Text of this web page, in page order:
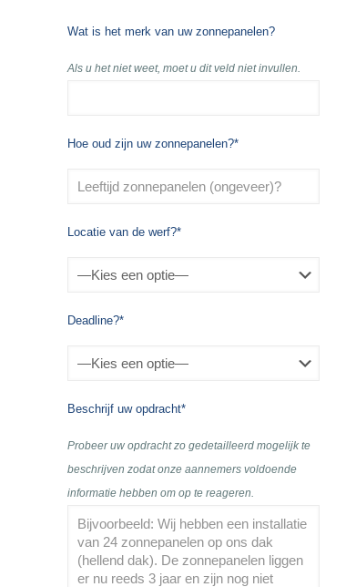
Wat is het merk van uw zonnepanelen?
Als u het niet weet, moet u dit veld niet invullen.
Hoe oud zijn uw zonnepanelen?*
Locatie van de werf?*
Deadline?*
Beschrijf uw opdracht*
Probeer uw opdracht zo gedetailleerd mogelijk te
beschrijven zodat onze aannemers voldoende
informatie hebben om op te reageren.